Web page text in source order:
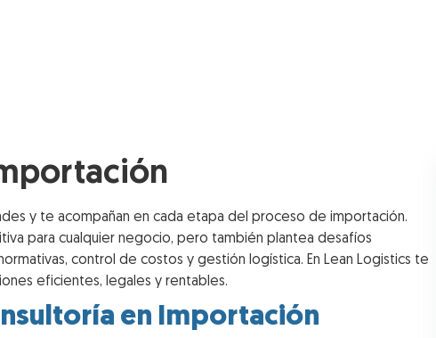
y te acompañan en cada etapa del proceso de importación.
para cualquier negocio, pero también plantea desafíos
control de costos y gestión logística. En Lean Logistics te
eficientes, legales y rentables.
en Importación